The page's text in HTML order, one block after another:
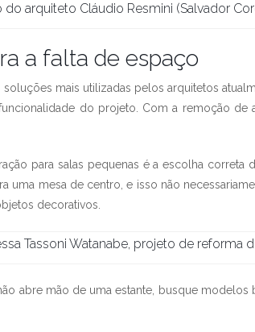
arquiteto Cláudio Resmini (Salvador
a falta de espaço
soluções mais utilizadas pelos arquitetos
do projeto. Com a remoção
para salas pequenas é a escolha
uma mesa de centro, e isso não
decorativos.
Tassoni Watanabe, projeto de
abre mão de uma estante, busque modelos